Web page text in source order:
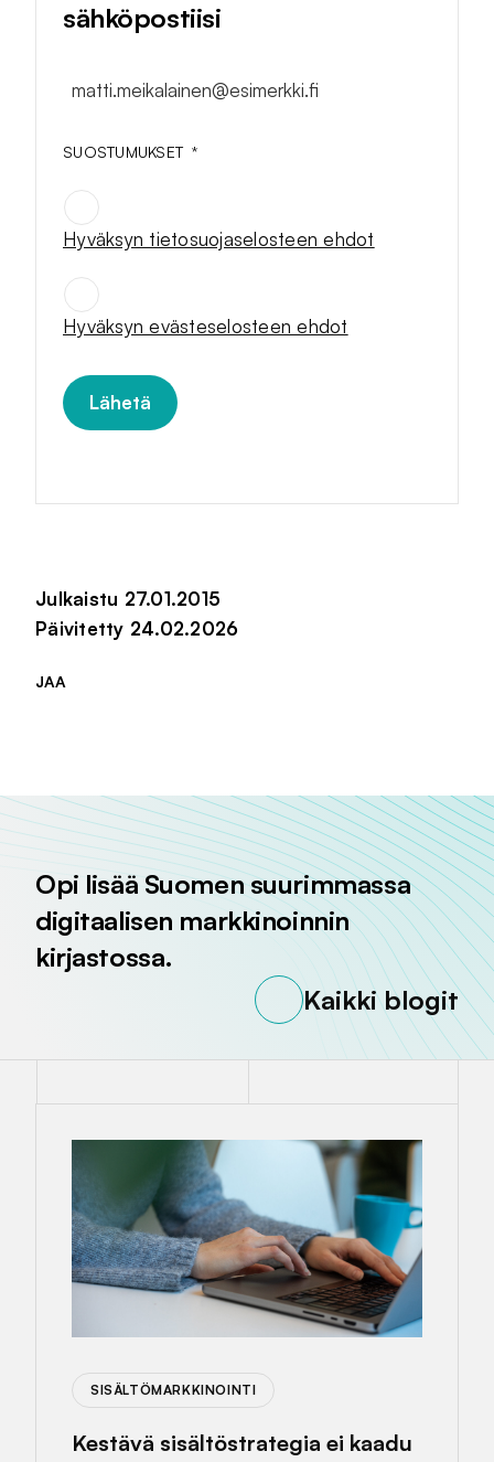
sähköpostiisi
SUOSTUMUKSET *
Hyväksyn tietosuojaselosteen ehdot
SUOSTUMUKSET
Hyväksyn evästeselosteen ehdot
Julkaistu 27.01.2015
Päivitetty 24.02.2026
JAA
Opi lisää Suomen suurimmassa
digitaalisen markkinoinnin
kirjastossa.
Kaikki blogit
SISÄLTÖMARKKINOINTI
Kestävä sisältöstrategia ei kaadu